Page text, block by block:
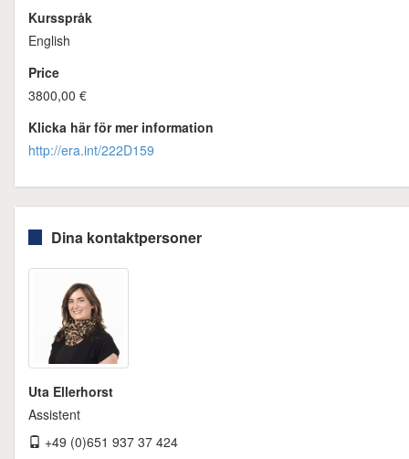
Kursspråk
English
Price
3800,00 €
Klicka här för mer information
http://era.int/222D159
Dina kontaktpersoner
Uta Ellerhorst
Assistent
+49 (0)651 937 37 424